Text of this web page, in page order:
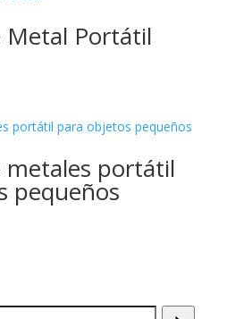
Metal Portátil
metales portátil
pequeños